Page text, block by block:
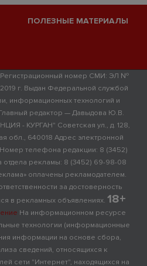
ПОЛЕЗНЫЕ МАТЕРИАЛЫ
Регистрационный номер СМИ: ЭЛ №
г. Выдан Федеральной службой
информационных технологий и
редактор — Давыдова Ю.В.
- КУРГАН" Советская ул., д. 128,
обл., 640018 Адрес электронной
телефона редакции: 8 (3452)
рекламы: 8 (3452) 69-98-08
оплачены рекламодателем.
за достоверность
в рекламных объявлениях. 18+
На информационном ресурсе
технологии (информационные
информации на основе сбора,
сведений, относящихся к
сети "Интернет", находящихся на